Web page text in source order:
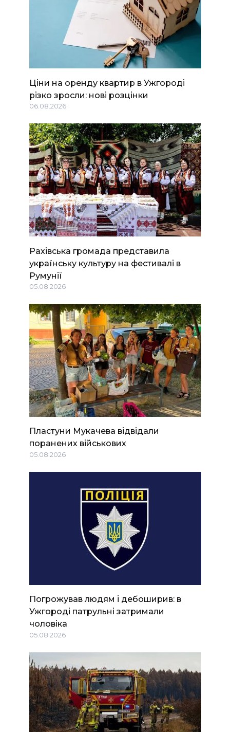
Ціни на оренду квартир в Ужгороді
різко зросли: нові розцінки
06.08.2026
Рахівська громада представила
українську культуру на фестивалі в
Румунії
05.08.2026
Пластуни Мукачева відвідали
поранених військових
05.08.2026
Погрожував людям і дебоширив: в
Ужгороді патрульні затримали
чоловіка
05.08.2026